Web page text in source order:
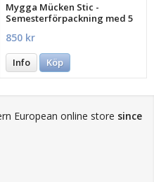
Mygga Mücken Stic -
Semesterförpackning med 5
850 kr
Info Köp
European online store since